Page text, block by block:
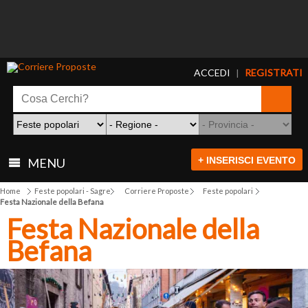
ACCEDI | REGISTRATI
MENU + INSERISCI EVENTO
Home Feste popolari - Sagre Corriere Proposte
Feste popolari
Festa Nazionale della Befana
Festa Nazionale della
Befana